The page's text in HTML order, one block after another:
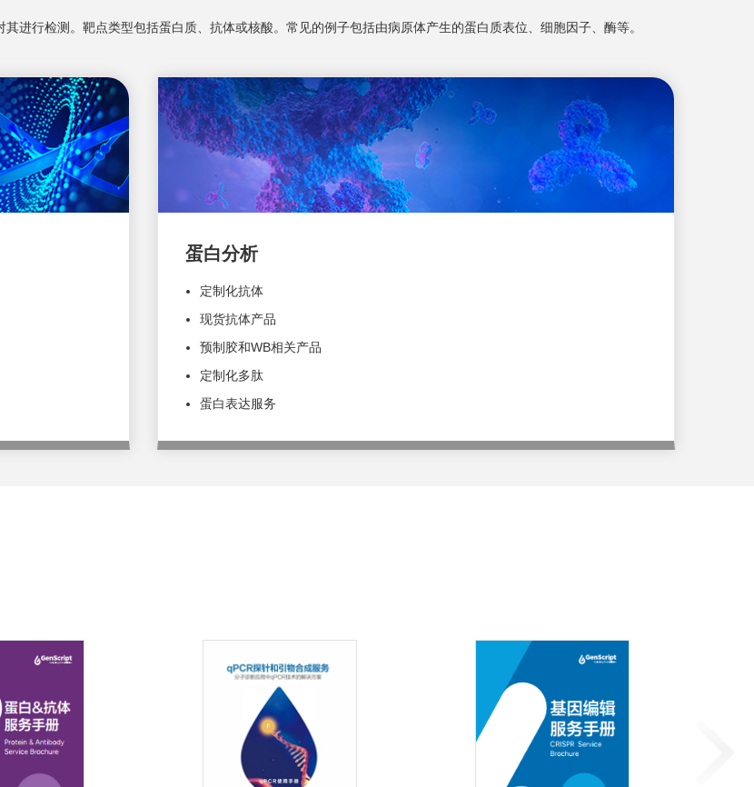
进行检测。靶点类型包括蛋白质、抗体或核酸。常见的例子包括由病原体产生的蛋白质表位、细胞因子、酶等。
蛋白分析
定制化抗体
现货抗体产品
预制胶和WB相关产品
定制化多肽
蛋白表达服务